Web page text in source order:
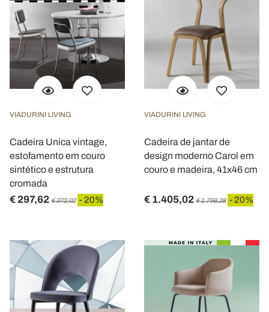
VIADURINI LIVING
Cadeira Unica vintage,
estofamento em couro
sintético e estrutura
cromada
€ 297,62 € 372,02 - 20%
VIADURINI LIVING
Cadeira de jantar de
design moderno Carol em
couro e madeira, 41x46 cm
€ 1.405,02 € 1.756,28 - 20%